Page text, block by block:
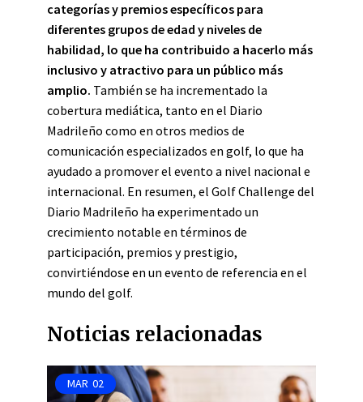
categorías y premios específicos para
diferentes grupos de edad y niveles de
habilidad, lo que ha contribuido a hacerlo más
inclusivo y atractivo para un público más
amplio. También se ha incrementado la
cobertura mediática, tanto en el Diario
Madrileño como en otros medios de
comunicación especializados en golf, lo que ha
ayudado a promover el evento a nivel nacional e
internacional. En resumen, el Golf Challenge del
Diario Madrileño ha experimentado un
crecimiento notable en términos de
participación, premios y prestigio,
convirtiéndose en un evento de referencia en el
mundo del golf.
Noticias relacionadas
MAR 02